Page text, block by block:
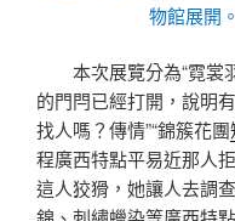
物館展開
本次展覽分為“霓裳
的門閂已經打開，說明
找人嗎？傳情”“錦簇花團
程廣西特點平易近那人
這人狡猾，她讓人去調